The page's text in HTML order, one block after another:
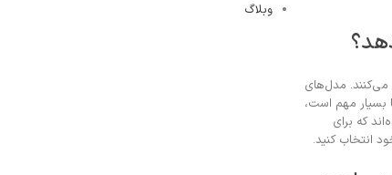
می‌کنند. مدل‌های
بسیار مهم است،
که برای
انتخاب کنید.
وبلاگ